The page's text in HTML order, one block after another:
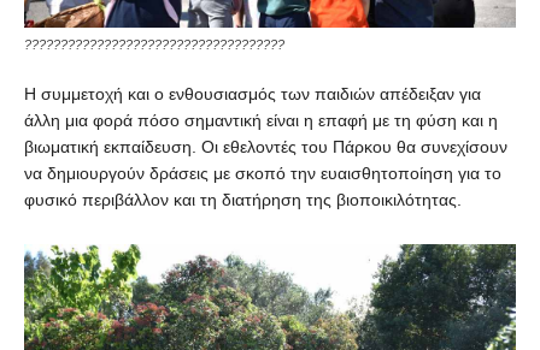
????????????????????????????????????
Η συμμετοχή και ο ενθουσιασμός των παιδιών απέδειξαν για
άλλη μια φορά πόσο σημαντική είναι η επαφή με τη φύση και η
βιωματική εκπαίδευση. Οι εθελοντές του Πάρκου θα συνεχίσουν
να δημιουργούν δράσεις με σκοπό την ευαισθητοποίηση για το
φυσικό περιβάλλον και τη διατήρηση της βιοποικιλότητας.